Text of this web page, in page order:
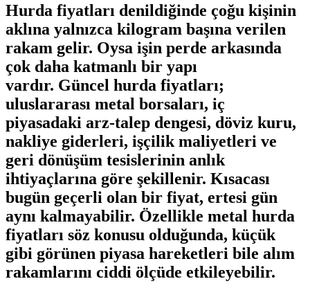
Hurda fiyatları denildiğinde çoğu kişinin
aklına yalnızca kilogram başına verilen
rakam gelir. Oysa işin perde arkasında
çok daha katmanlı bir yapı
vardır. Güncel hurda fiyatları;
uluslararası metal borsaları, iç
piyasadaki arz-talep dengesi, döviz kuru,
nakliye giderleri, işçilik maliyetleri ve
geri dönüşüm tesislerinin anlık
ihtiyaçlarına göre şekillenir. Kısacası
bugün geçerli olan bir fiyat, ertesi gün
aynı kalmayabilir. Özellikle metal hurda
fiyatları söz konusu olduğunda, küçük
gibi görünen piyasa hareketleri bile alım
rakamlarını ciddi ölçüde etkileyebilir.